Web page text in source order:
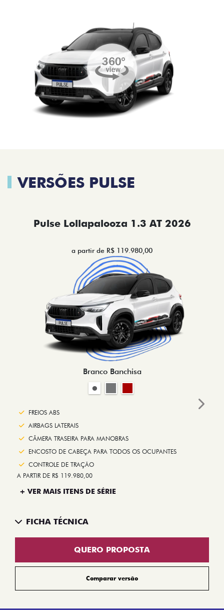
VERSÕES PULSE
Pulse Lollapalooza 1.3 AT 2026
a partir de R$ 119.980,00
Branco Banchisa
FREIOS ABS
AIRBAGS LATERAIS
CÂMERA TRASEIRA PARA MANOBRAS
ENCOSTO DE CABEÇA PARA TODOS OS OCUPANTES
CONTROLE DE TRAÇÃO
A PARTIR DE R$ 119.980,00
+ VER MAIS ITENS DE SÉRIE
FICHA TÉCNICA
QUERO PROPOSTA
Comparar versão
Next